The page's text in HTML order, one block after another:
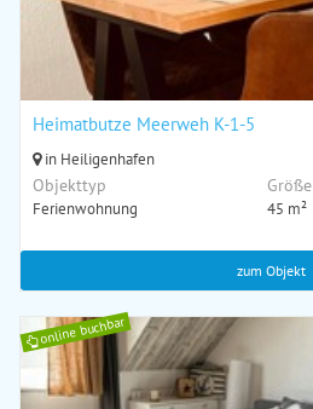
Heimatbutze Meerweh K-1-5
in Heiligenhafen
Objekttyp
Ferienwohnung
Größe
45 m²
zum Objekt
online buchbar